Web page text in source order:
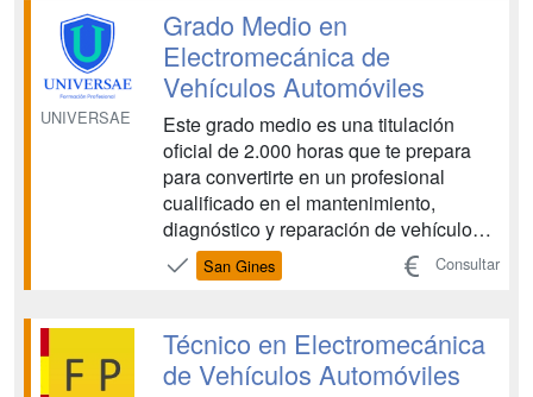
e informáticos cada vez más
avanzados, que controlan el
funcionamiento d...
UNIVERSAE
Grado Medio en
Electromecánica de
Vehículos Automóviles
Este grado medio es una titulación
oficial de 2.000 horas que te prepara
para convertirte en un profesional
cualificado en el mantenimiento,
diagnóstico y reparación de vehículos.
Te formarás en mecánica, sistemas
eléctricos y electrónicos, transmisión,
a talleres, concesionarios, servicios
oficiales e industr...
San Gines Consultar
Técnico en Electromecánica
de Vehículos Automóviles